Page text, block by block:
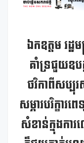
ឯកឧត្តម រដ្ឋ
គាំទ្រជួយឧប
ថវិកាពីសប្បុ
សម្ភារបរិក្ខា
សំខាន់ក្នុងក